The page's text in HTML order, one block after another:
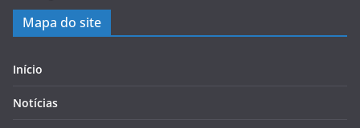
Mapa do site
Início
Notícias